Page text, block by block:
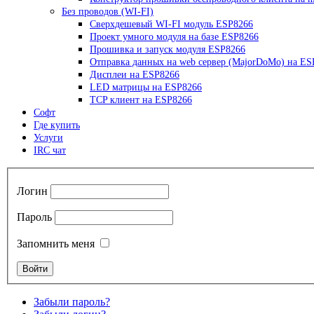
Без проводов (WI-FI)
Сверхдешевый WI-FI модуль ESP8266
Проект умного модуля на базе ESP8266
Прошивка и запуск модуля ESP8266
Отправка данных на web сервер (MajorDoMo) на
Дисплеи на ESP8266
LED матрицы на ESP8266
TCP клиент на ESP8266
Софт
Где купить
Услуги
IRC чат
Логин
Пароль
Запомнить меня
Забыли пароль?